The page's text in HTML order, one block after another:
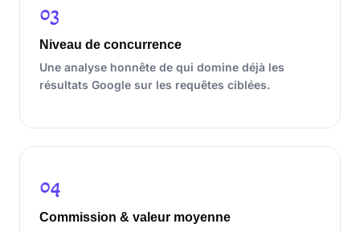
03
Niveau de concurrence
Une analyse honnête de qui domine déjà les
résultats Google sur les requêtes ciblées.
04
Commission & valeur moyenne